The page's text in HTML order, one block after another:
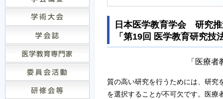
日本医学教育学会 研究
「第19回 医学教育研究
「医療
質の高い研究を行うためには、研究
を選択することが不可欠です。医療